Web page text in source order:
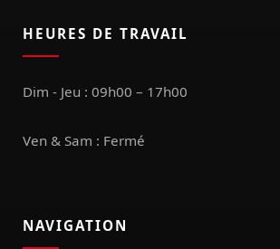
HEURES DE TRAVAIL
Dim - Jeu : 09h00 – 17h00
Ven & Sam : Fermé
NAVIGATION